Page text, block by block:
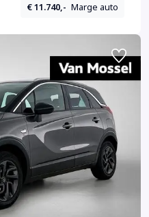
€ 11.740,- Marge auto